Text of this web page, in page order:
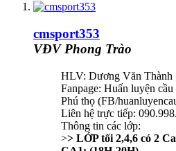
cmsport353
VĐV Phong Trào
HLV: Dương Văn Thành
Fanpage: Huấn luyện
Phú thọ (FB/
Liên hệ trực tiếp:
Thông tin các lớp:
>> LỚP tối 2,4,6 có 2 Ca